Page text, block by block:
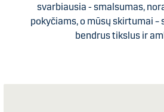
svarbiausia - smalsumas,
pokyčiams, o mūsų skirtumai
bendrus tikslus ir